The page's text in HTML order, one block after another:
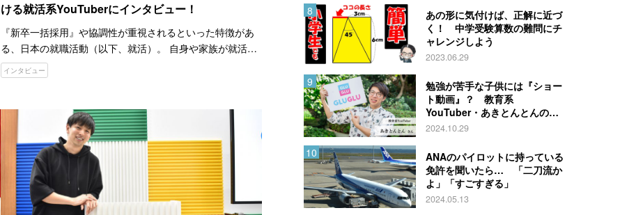
ける就活系YouTuberにインタビュー！
『新卒一括採用』や協調性が重視されるといった特徴があ
る、日本の就職活動（以下、就活）。 自身や家族が就活を
していたり、企業で人事を担当していたりしなければ、あ
まり身近ではないかもしれません。 そんな就活をテーマに
インタビュー
自立しすぎている人って、どん
な人？ 心理カウンセラーの指
摘に「これ私だ…」「涙が出て
きた」
2023.11.13
題が、頭の体操になる
YouTubeで『BAN』されるの
はどんな動画？ 種類や理由を
まとめてみた
2022.07.29
あの形に気付けば、正解に近づ
く！ 中学受験算数の難問にチ
ャレンジしよう
2023.06.29
勉強が苦手な子供には『ショー
ト動画』？ 教育系
YouTuber・あきとんとんの戦
略とは
2024.10.29
ANAのパイロットに持っている
免許を聞いたら… 「二刀流か
よ」「すごすぎる」
2024.05.13